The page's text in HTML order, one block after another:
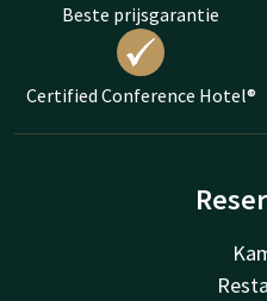
Beste prijsgarantie
Certified Conference Hotel®